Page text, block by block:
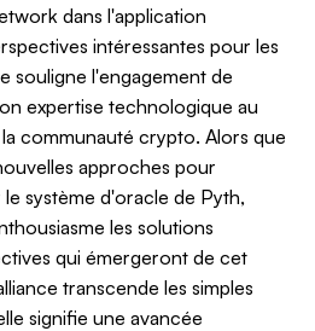
dans l'application
intéressantes pour les
souligne l'engagement de
expertise technologique au
communauté crypto. Alors que
approches pour
système d'oracle de Pyth,
les solutions
qui émergeront de cet
transcende les simples
signifie une avancée